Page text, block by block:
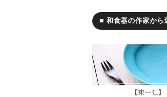
■ 和食器の作家から
東一仁